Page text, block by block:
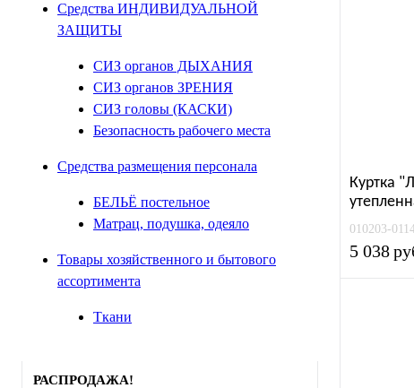
Средства ИНДИВИДУАЛЬНОЙ
ЗАЩИТЫ
СИЗ органов ДЫХАНИЯ
СИЗ органов ЗРЕНИЯ
СИЗ головы (КАСКИ)
Безопасность рабочего места
Средства размещения персонала
БЕЛЬЁ постельное
Матрац, подушка, одеяло
Товары хозяйственного и бытового
ассортимента
Ткани
РАСПРОДАЖА!
Куртка
010203-
5 038